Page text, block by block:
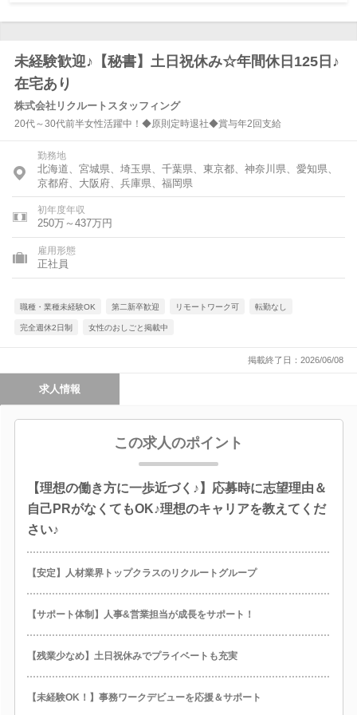
未経験歓迎♪【秘書】土日祝休み☆年間休日125日♪
在宅あり
株式会社リクルートスタッフィング
20代～30代前半女性活躍中！◆原則定時退社◆賞与年2回支給
勤務地
北海道、宮城県、埼玉県、千葉県、東京都、神奈川県、愛知県、
京都府、大阪府、兵庫県、福岡県
初年度年収
250万～437万円
雇用形態
正社員
職種・業種未経験OK 第二新卒歓迎 リモートワーク可 転勤なし
完全週休2日制 女性のおしごと掲載中
掲載終了日：2026/06/08
求人情報
この求人のポイント
【理想の働き方に一歩近づく♪】応募時に志望理由＆
自己PRがなくてもOK♪理想のキャリアを教えてくだ
さい♪
【安定】人材業界トップクラスのリクルートグループ
【サポート体制】人事&営業担当が成長をサポート！
【残業少なめ】土日祝休みでプライベートも充実
【未経験OK！】事務ワークデビューを応援＆サポート